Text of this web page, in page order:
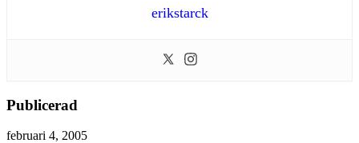
erikstarck
Publicerad
februari 4, 2005